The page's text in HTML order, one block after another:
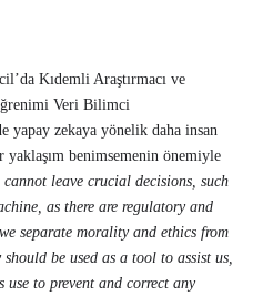
Kıdemli Araştırmacı ve
Veri Bilimci
yapay zekaya yönelik daha insan
benimsemenin önemiyle
cannot leave crucial decisions, such
as there are regulatory and
separate morality and ethics from
be used as a tool to assist us,
use to prevent and correct any